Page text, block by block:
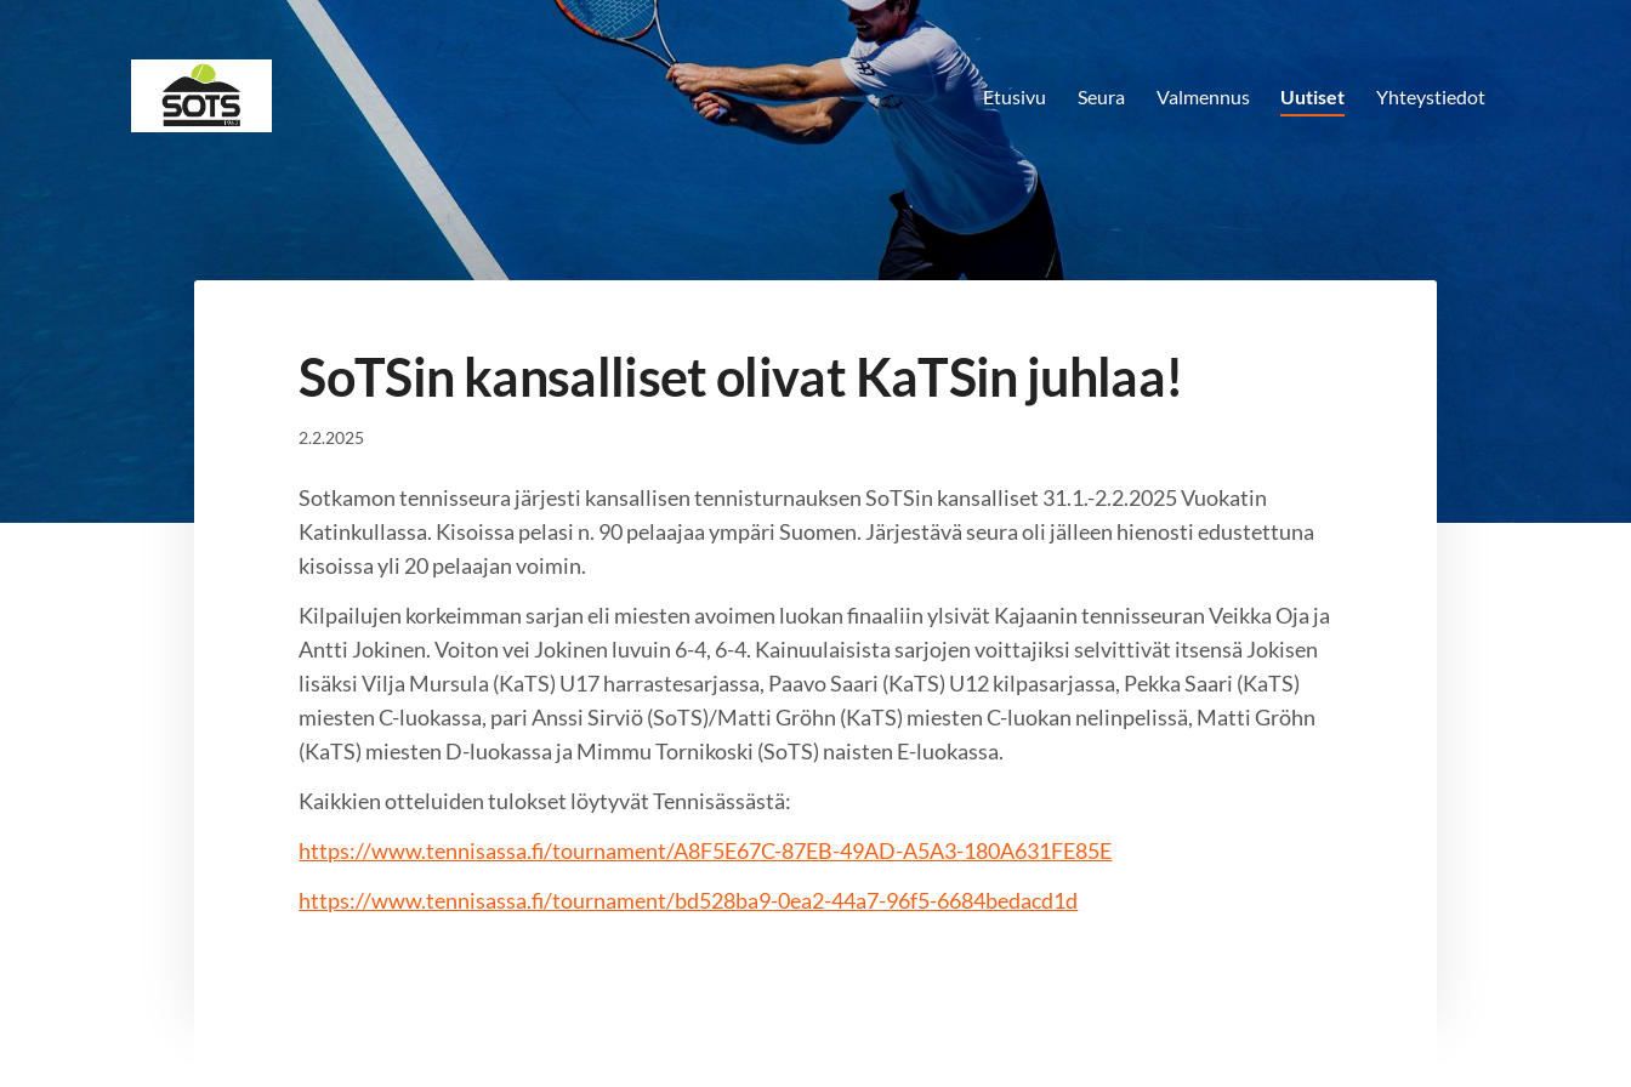
Sotkamon Tennisseura Etusivu Seura Valmennus Uutiset Yhteystiedot
SoTSin kansalliset olivat KaTSin juhlaa!
2.2.2025
Sotkamon tennisseura järjesti kansallisen tennisturnauksen SoTSin kansalliset 31.1.-2.2.2025 Vuokatin
Katinkullassa. Kisoissa pelasi n. 90 pelaajaa ympäri Suomen. Järjestävä seura oli jälleen hienosti edustettuna
kisoissa yli 20 pelaajan voimin.
Kilpailujen korkeimman sarjan eli miesten avoimen luokan finaaliin ylsivät Kajaanin tennisseuran Veikka Oja ja
Antti Jokinen. Voiton vei Jokinen luvuin 6-4, 6-4. Kainuulaisista sarjojen voittajiksi selvittivät itsensä Jokisen
lisäksi Vilja Mursula (KaTS) U17 harrastesarjassa, Paavo Saari (KaTS) U12 kilpasarjassa, Pekka Saari (KaTS)
miesten C-luokassa, pari Anssi Sirviö (SoTS)/Matti Gröhn (KaTS) miesten C-luokan nelinpelissä, Matti Gröhn
(KaTS) miesten D-luokassa ja Mimmu Tornikoski (SoTS) naisten E-luokassa.
Kaikkien otteluiden tulokset löytyvät Tennisässästä:
https://www.tennisassa.fi/tournament/A8F5E67C-87EB-49AD-A5A3-180A631FE85E
https://www.tennisassa.fi/tournament/bd528ba9-0ea2-44a7-96f5-6684bedacd1d